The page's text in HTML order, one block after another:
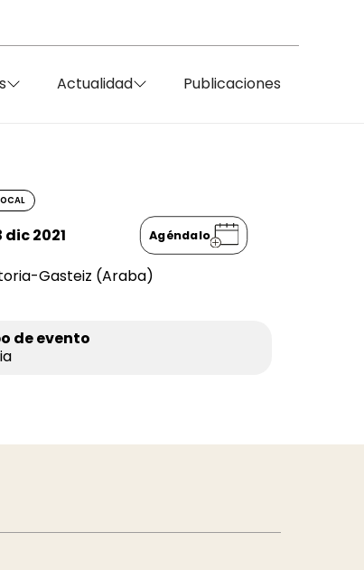
Actualidad Publicaciones
dic 2021 Agéndalo
Gasteiz (Araba)
de evento